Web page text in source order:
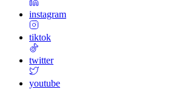
instagram
tiktok
twitter
youtube